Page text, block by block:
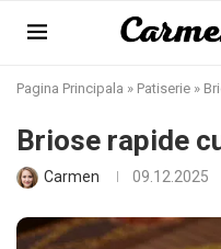
Pagina Principala » Patiserie »
Briose rapide
Carmen 09.12.2025